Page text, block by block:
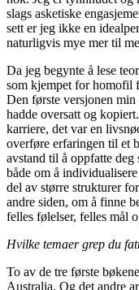
slags asketiske
sett er jeg ikke en
naturligvis mye mer til
Da jeg begynte å lese
som kjempet for homofil
Den første versjonen
hadde oversatt og
karriere, det var en
overføre erfaringen til et
avstand til å oppfatte deg
både om å
del av større strukturer
andre siden, om å finne
felles følelser, felles mål
Hvilke temaer grep du
To av de tre første
Australia. Og det andre